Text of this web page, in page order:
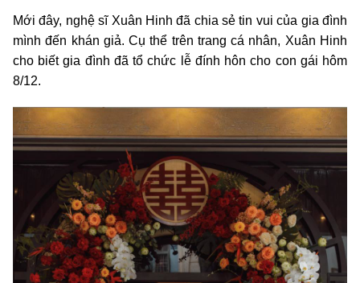
Mới đây, nghệ sĩ Xuân Hinh đã chia sẻ tin vui của gia đình
mình đến khán giả. Cụ thể trên trang cá nhân, Xuân Hinh
cho biết gia đình đã tổ chức lễ đính hôn cho con gái hôm
8/12.